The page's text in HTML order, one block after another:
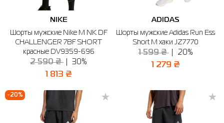
NIKE
Шорты мужские Nike M NK DF
CHALLENGER 7BF SHORT
красные DV9359-696
2 590 ₴ 30%
1 813 ₴
ADIDAS
Шорты мужские Adidas Run Ess
Short M хаки JZ7770
1 599 ₴ 20%
1 279 ₴
-20%